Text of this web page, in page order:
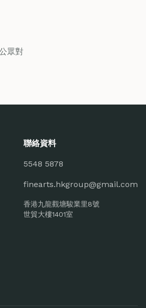
眾對
聯絡資料
5548 5878
finearts.hkgroup@gmail.com
香港九龍觀塘駿業里8號
世貿大樓1401室